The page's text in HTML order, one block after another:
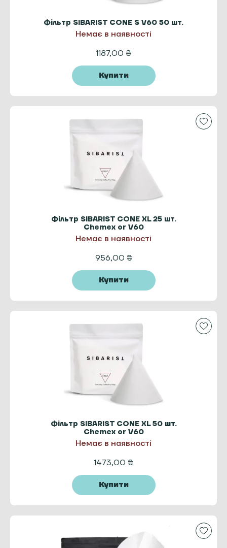
Фільтр SIBARIST CONE S V60 50 шт.
Немає в наявності
1187,00 ₴
Купити
Фільтр SIBARIST CONE XL 25 шт.
Chemex or V60
Немає в наявності
956,00 ₴
Купити
Фільтр SIBARIST CONE XL 50 шт.
Chemex or V60
Немає в наявності
1473,00 ₴
Купити